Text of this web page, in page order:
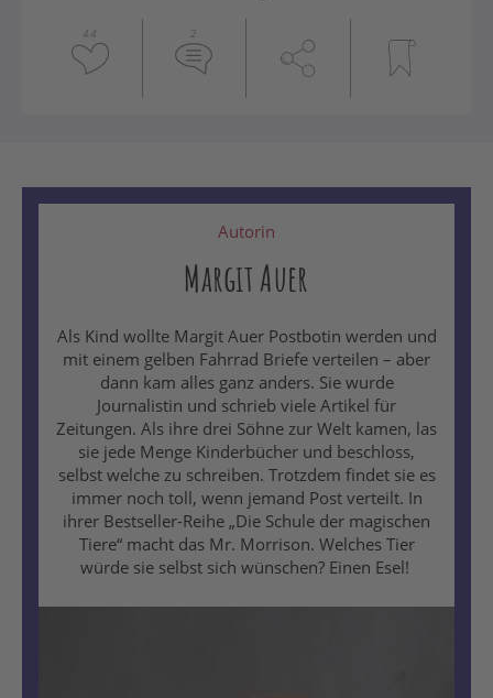
44 2
Autorin
Margit Auer
Als Kind wollte Margit Auer Postbotin werden und
mit einem gelben Fahrrad Briefe verteilen – aber
dann kam alles ganz anders. Sie wurde
Journalistin und schrieb viele Artikel für
Zeitungen. Als ihre drei Söhne zur Welt kamen, las
sie jede Menge Kinderbücher und beschloss,
selbst welche zu schreiben. Trotzdem findet sie es
immer noch toll, wenn jemand Post verteilt. In
ihrer Bestseller-Reihe „Die Schule der magischen
Tiere“ macht das Mr. Morrison. Welches Tier
würde sie selbst sich wünschen? Einen Esel!